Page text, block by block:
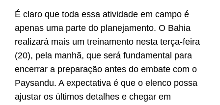
É claro que toda essa atividade em campo é
apenas uma parte do planejamento. O Bahia
realizará mais um treinamento nesta terça-feira
(20), pela manhã, que será fundamental para
encerrar a preparação antes do embate com o
Paysandu. A expectativa é que o elenco possa
ajustar os últimos detalhes e chegar em